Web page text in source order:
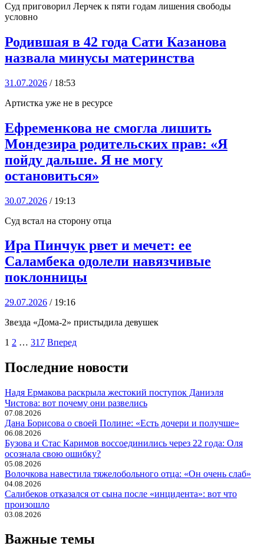
Суд приговорил Лерчек к пяти годам лишения свободы
условно
Родившая в 42 года Сати Казанова
назвала минусы материнства
31.07.2026 / 18:53
Артистка уже не в ресурсе
Ефременкова не смогла лишить
Мондезира родительских прав: «Я
пойду дальше. Я не могу
остановиться»
30.07.2026 / 19:13
Суд встал на сторону отца
Ира Пинчук рвет и мечет: ее
Саламбека одолели навязчивые
поклонницы
29.07.2026 / 19:16
Звезда «Дома-2» пристыдила девушек
Навигация
по
записям
1 2 … 317 Вперед
Последние новости
Надя Ермакова раскрыла жестокий поступок Даниэля
Чистова: вот почему они развелись
07.08.2026
Дана Борисова о своей Полине: «Есть дочери и получше»
06.08.2026
Бузова и Стас Каримов воссоединились через 22 года: Оля
осознала свою ошибку?
05.08.2026
Волочкова навестила тяжелобольного отца: «Он очень слаб»
04.08.2026
Салибеков отказался от сына после «инцидента»: вот что
произошло
03.08.2026
Важные темы